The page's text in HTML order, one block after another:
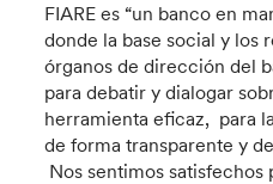
FIARE es “un banco en
donde la base social y los
órganos de dirección del
para debatir y dialogar
herramienta eficaz, para
de forma transparente y
Nos sentimos